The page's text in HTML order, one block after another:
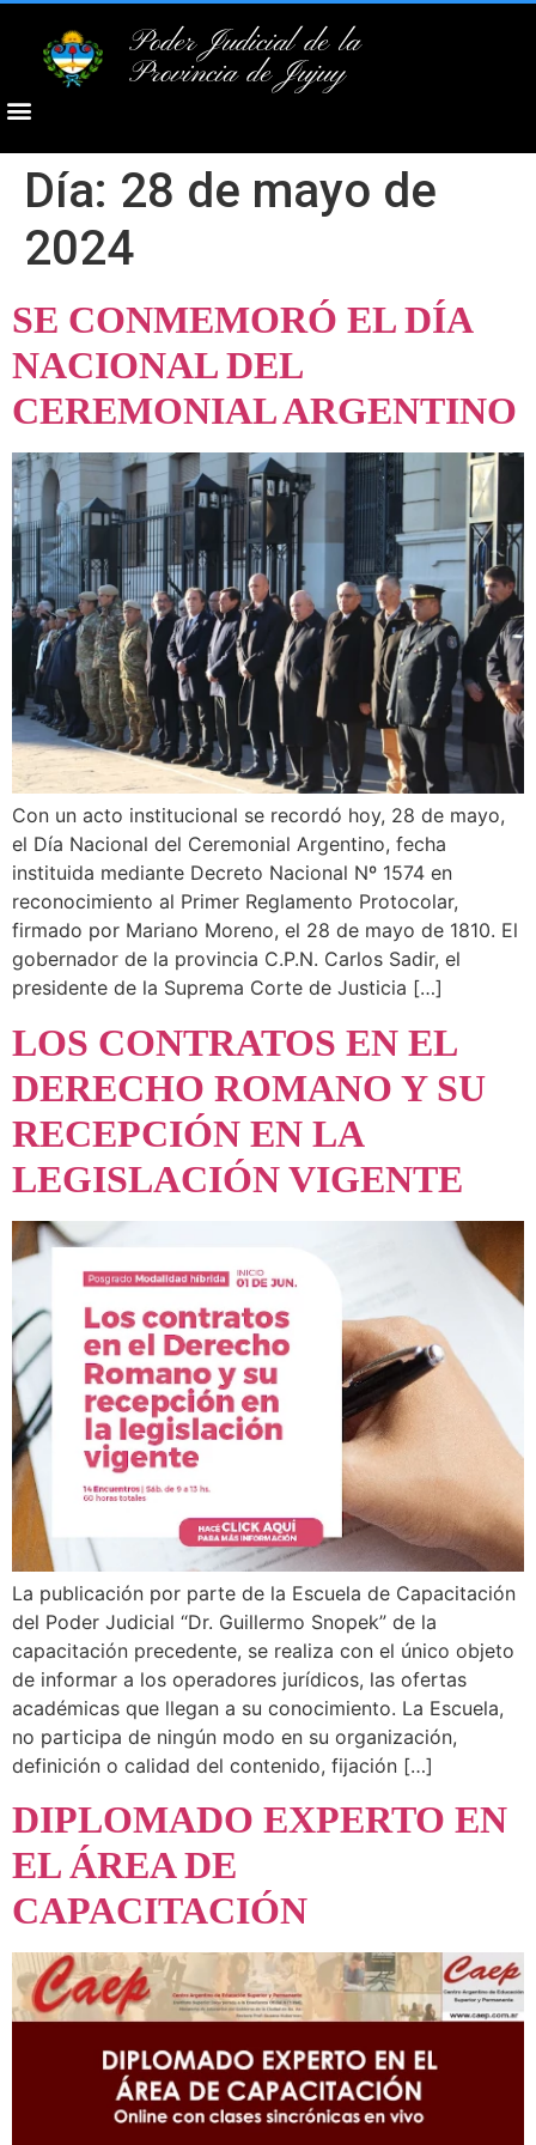
Poder Judicial de la
Provincia de Jujuy
Día: 28 de mayo de
2024
SE CONMEMORÓ EL DÍA
NACIONAL DEL
CEREMONIAL ARGENTINO
Con un acto institucional se recordó hoy, 28 de mayo,
el Día Nacional del Ceremonial Argentino, fecha
instituida mediante Decreto Nacional Nº 1574 en
reconocimiento al Primer Reglamento Protocolar,
firmado por Mariano Moreno, el 28 de mayo de 1810. El
gobernador de la provincia C.P.N. Carlos Sadir, el
presidente de la Suprema Corte de Justicia […]
LOS CONTRATOS EN EL
DERECHO ROMANO Y SU
RECEPCIÓN EN LA
LEGISLACIÓN VIGENTE
La publicación por parte de la Escuela de Capacitación
del Poder Judicial “Dr. Guillermo Snopek” de la
capacitación precedente, se realiza con el único objeto
de informar a los operadores jurídicos, las ofertas
académicas que llegan a su conocimiento. La Escuela,
no participa de ningún modo en su organización,
definición o calidad del contenido, fijación […]
DIPLOMADO EXPERTO EN
EL ÁREA DE
CAPACITACIÓN